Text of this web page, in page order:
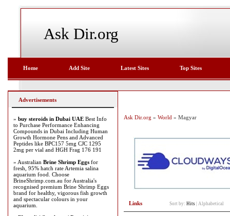
Ask Dir.org
Home Add Site Latest Sites Top Sites
Ask Dir.org » World » Magyar
Links Sort by: Hits Alphabetical
Advertisements
» buy steroids in Dubai UAE Best Info
to Purchase Performance Enhancing
Compounds in Dubai Including Human
Growth Hormone Pens and Advanced
Peptides like BPC157 5mg CJC 1295
2mg per vial and HGH Frag 176 191
» Australian Brine Shrimp Eggs for
fresh, 95% hatch rate Artemia salina
aquarium food. Choose
BrineShrimp.com.au for Australia's
recognised premium Brine Shrimp Eggs
brand for healthy, vigorous fish growth
and spectacular colours in your
aquarium.